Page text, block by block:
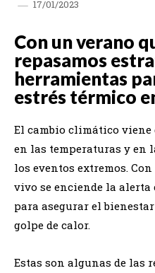
17/01/2023
Con un verano
repasamos
herramientas
estrés térmico
El cambio climático viene
en las temperaturas y en
los eventos extremos.
vivo se enciende la
para asegurar el
golpe de calor.
Estas son algunas de las